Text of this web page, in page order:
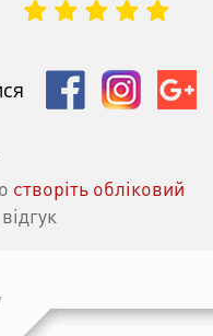
створіть обліковий